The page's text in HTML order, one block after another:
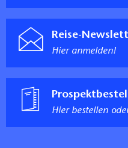
Reise-
Hier anmelden!
Hier bestellen